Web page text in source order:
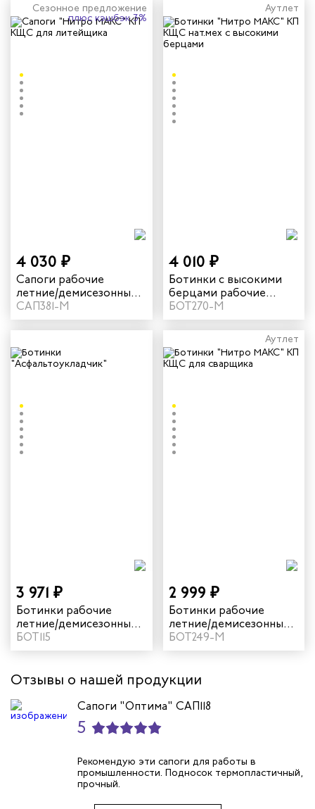
Сезонное предложение
плюс кэшбэк 3%
4 030 ₽
Сапоги рабочие
летние/демисезонные
"Нитро МАКС" с КП
КЩС для литейщика
цвет черный
САП381-М
Аутлет
4 010 ₽
Ботинки с высокими
берцами рабочие
зимние КЩС "Нитро
МАКС" с КП
натуральный мех цвет
черный
БОТ270-М
3 971 ₽
Ботинки рабочие
летние/демисезонные
"Асфальтоукладчик"
цвет черный
БОТ115
Аутлет
2 999 ₽
Ботинки рабочие
летние/демисезонные
КЩС "Нитро МАКС" с
КП для сварщика цвет
БОТ249-М
Отзывы о нашей продукции
Сапоги "Оптима" САП118
5
Рекомендую эти сапоги для работы в
промышленности. Подносок термопластичный,
прочный.